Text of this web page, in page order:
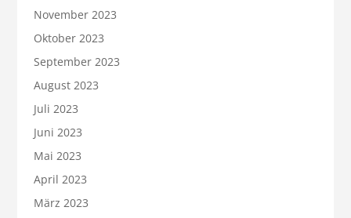
November 2023
Oktober 2023
September 2023
August 2023
Juli 2023
Juni 2023
Mai 2023
April 2023
März 2023